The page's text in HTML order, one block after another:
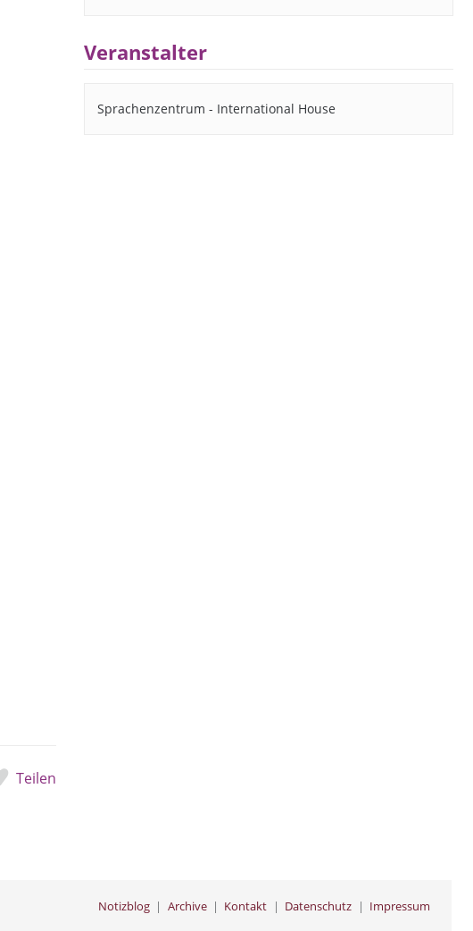
Teilen
Veranstalter
Sprachenzentrum - International House
Notizblog Archive Kontakt Datenschutz Impressum